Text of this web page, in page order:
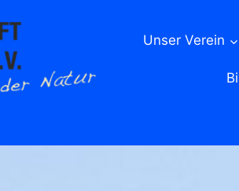
Unser Verein